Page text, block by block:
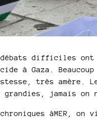
débats difficiles
à Gaza.
très
jamais on
àMER, on